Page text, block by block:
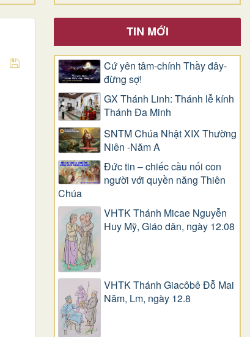
TIN MỚI
Cứ yên tâm-chính Thầy đây-
đừng sợ!
GX Thánh Linh: Thánh lễ kính
Thánh Đa Minh
SNTM Chúa Nhật XIX Thường
Niên -Năm A
Đức tin – chiếc cầu nối con
người với quyền năng Thiên
Chúa
VHTK Thánh Micae Nguyễn
Huy Mỹ, Giáo dân, ngày 12.08
VHTK Thánh Giacôbê Ðỗ Mai
Năm, Lm, ngày 12.8